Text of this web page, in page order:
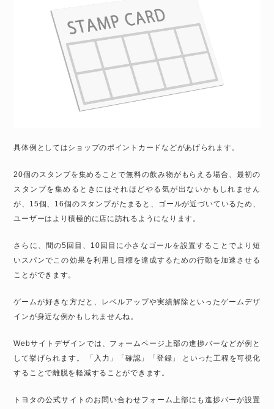
具体例としてはショップのポイントカードなどがあげられます。
20個のスタンプを集めることで無料の飲み物がもらえる場合、最初の
スタンプを集めるときにはそれほどやる気が出ないかもしれません
が、15個、16個のスタンプがたまると、ゴールが近づいているため、
ユーザーはより積極的に店に訪れるようになります。
さらに、間の5回目、10回目に小さなゴールを設置することでより短
いスパンでこの効果を利用し目標を達成するための行動を加速させる
ことができます。
ゲームが好きな方だと、レベルアップや実績解除といったゲームデザ
インが身近な例かもしれませんね。
Webサイトデザインでは、フォームページ上部の進捗バーなどが例と
して挙げられます。 「入力」「確認」「登録」 といった工程を可視化
することで離脱を軽減することができます。
トヨタの公式サイトのお問い合わせフォーム上部にも進捗バーが設置